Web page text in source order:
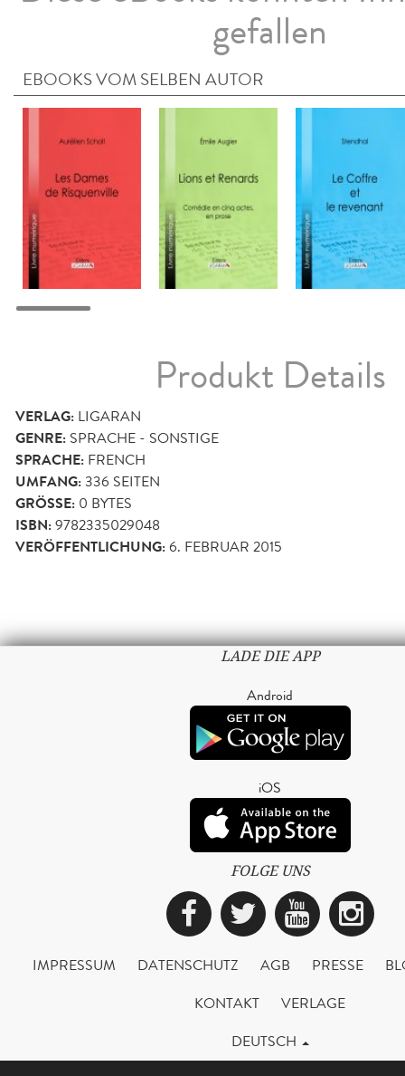
gefallen
EBOOKS VOM SELBEN AUTOR
Produkt Details
VERLAG: LIGARAN
GENRE: SPRACHE - SONSTIGE
SPRACHE: FRENCH
UMFANG:336 SEITEN
GRÖSSE: 0 BYTES
ISBN:9782335029048
VERÖFFENTLICHUNG:6. FEBRUAR 2015
LADE DIE APP
Android
iOS
FOLGE UNS
Facebook
Twitter
IMPRESSUM DATENSCHUTZ AGB PRESSE
KONTAKT
VERLAGE
DEUTSCH